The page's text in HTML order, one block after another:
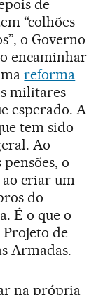
de
“colhões
o Governo
encaminhar
reforma
militares
esperado. A
tem sido
Ao
o
ao criar um
do
É o que o
de
Armadas.
na própria